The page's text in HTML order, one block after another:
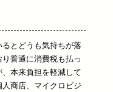
とどうも気持ちが落
普通に消費税も払っ
本来負担を軽減して
商店、マイクロビジ